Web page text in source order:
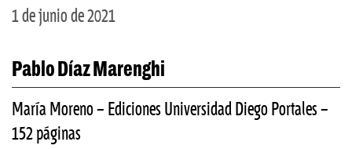
1 de junio de 2021
Pablo Díaz Marenghi
María Moreno – Ediciones Universidad Diego Portales –
152 páginas